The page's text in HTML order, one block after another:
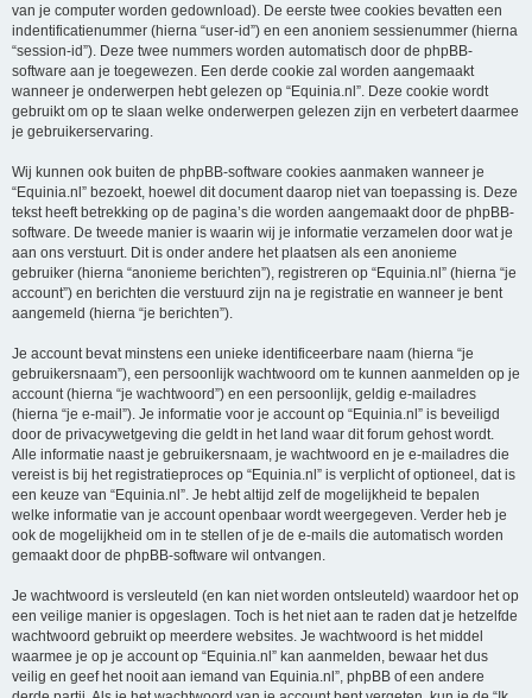
van je computer worden gedownload). De eerste twee cookies bevatten een
indentificatienummer (hierna “user-id”) en een anoniem sessienummer (hierna
“session-id”). Deze twee nummers worden automatisch door de phpBB-
software aan je toegewezen. Een derde cookie zal worden aangemaakt
wanneer je onderwerpen hebt gelezen op “Equinia.nl”. Deze cookie wordt
gebruikt om op te slaan welke onderwerpen gelezen zijn en verbetert daarmee
je gebruikerservaring.
Wij kunnen ook buiten de phpBB-software cookies aanmaken wanneer je
“Equinia.nl” bezoekt, hoewel dit document daarop niet van toepassing is. Deze
tekst heeft betrekking op de pagina’s die worden aangemaakt door de phpBB-
software. De tweede manier is waarin wij je informatie verzamelen door wat je
aan ons verstuurt. Dit is onder andere het plaatsen als een anonieme
gebruiker (hierna “anonieme berichten”), registreren op “Equinia.nl” (hierna “je
account”) en berichten die verstuurd zijn na je registratie en wanneer je bent
aangemeld (hierna “je berichten”).
Je account bevat minstens een unieke identificeerbare naam (hierna “je
gebruikersnaam”), een persoonlijk wachtwoord om te kunnen aanmelden op je
account (hierna “je wachtwoord”) en een persoonlijk, geldig e-mailadres
(hierna “je e-mail”). Je informatie voor je account op “Equinia.nl” is beveiligd
door de privacywetgeving die geldt in het land waar dit forum gehost wordt.
Alle informatie naast je gebruikersnaam, je wachtwoord en je e-mailadres die
vereist is bij het registratieproces op “Equinia.nl” is verplicht of optioneel, dat is
een keuze van “Equinia.nl”. Je hebt altijd zelf de mogelijkheid te bepalen
welke informatie van je account openbaar wordt weergegeven. Verder heb je
ook de mogelijkheid om in te stellen of je de e-mails die automatisch worden
gemaakt door de phpBB-software wil ontvangen.
Je wachtwoord is versleuteld (en kan niet worden ontsleuteld) waardoor het op
een veilige manier is opgeslagen. Toch is het niet aan te raden dat je hetzelfde
wachtwoord gebruikt op meerdere websites. Je wachtwoord is het middel
waarmee je op je account op “Equinia.nl” kan aanmelden, bewaar het dus
veilig en geef het nooit aan iemand van Equinia.nl”, phpBB of een andere